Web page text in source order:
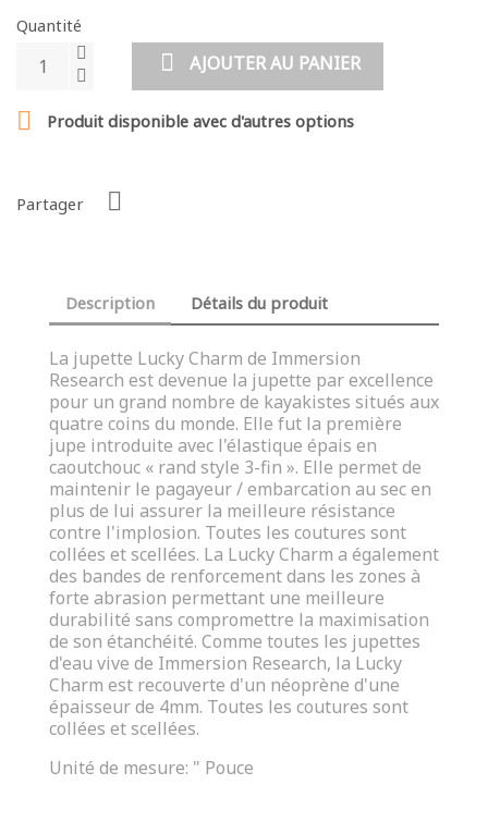
Quantité
AJOUTER AU PANIER
 Produit disponible avec d'autres options
Partager
Description Détails du produit
La jupette Lucky Charm de Immersion
Research est devenue la jupette par excellence
pour un grand nombre de kayakistes situés aux
quatre coins du monde. Elle fut la première
jupe introduite avec l'élastique épais en
caoutchouc « rand style 3-fin ». Elle permet de
maintenir le pagayeur / embarcation au sec en
plus de lui assurer la meilleure résistance
contre l'implosion. Toutes les coutures sont
collées et scellées. La Lucky Charm a également
des bandes de renforcement dans les zones à
forte abrasion permettant une meilleure
durabilité sans compromettre la maximisation
de son étanchéité. Comme toutes les jupettes
d'eau vive de Immersion Research, la Lucky
Charm est recouverte d'un néoprène d'une
épaisseur de 4mm. Toutes les coutures sont
collées et scellées.
Unité de mesure: " Pouce